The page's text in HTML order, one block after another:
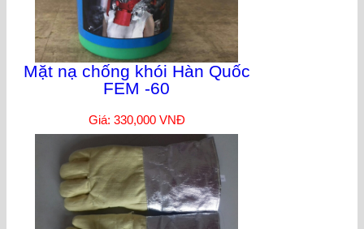
Mặt nạ chống khói Hàn Quốc
FEM -60
Giá: 330,000 VNĐ